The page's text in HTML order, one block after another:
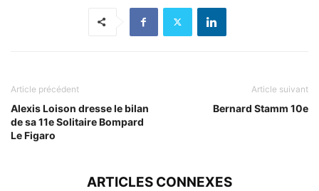
Article précédent
Alexis Loison dresse le bilan
de sa 11e Solitaire Bompard
Le Figaro
Article suivant
Bernard Stamm 10e
ARTICLES CONNEXES